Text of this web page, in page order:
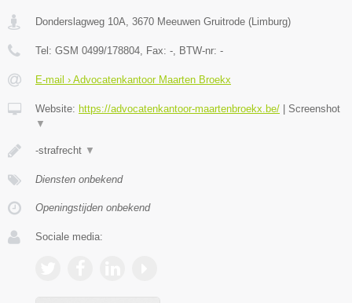
Donderslagweg 10A 3670 Meeuwen Gruitrode ( Limburg)
Tel: GSM 0499/178804 , Fax: - , BTW-nr: -
E-mail › Advocatenkantoor Maarten Broekx
Website: https://advocatenkantoor-maartenbroekx.be/
Screenshot
▼
-strafrecht ▼
Diensten onbekend
Openingstijden onbekend
Sociale media: